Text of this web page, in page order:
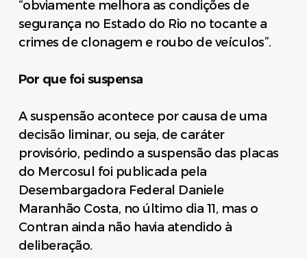
“obviamente melhora as condições de
segurança no Estado do Rio no tocante a
crimes de clonagem e roubo de veículos”.
Por que foi suspensa
A suspensão acontece por causa de uma
decisão liminar, ou seja, de caráter
provisório, pedindo a suspensão das placas
do Mercosul foi publicada pela
Desembargadora Federal Daniele
Maranhão Costa, no último dia 11, mas o
Contran ainda não havia atendido à
deliberação.